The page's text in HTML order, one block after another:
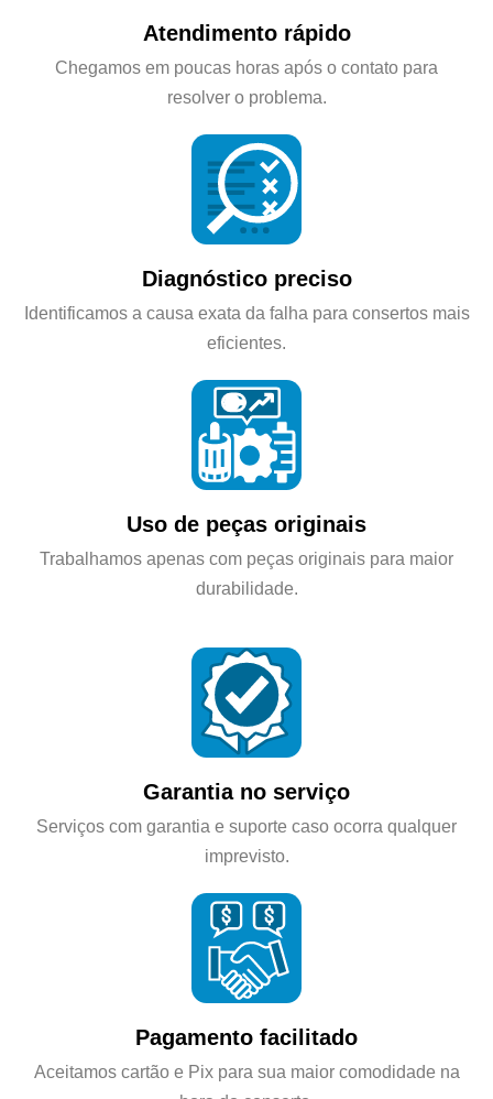
Atendimento rápido
Chegamos em poucas horas após o contato para
resolver o problema.
Diagnóstico preciso
Identificamos a causa exata da falha para consertos mais
eficientes.
Uso de peças originais
Trabalhamos apenas com peças originais para maior
durabilidade.
Garantia no serviço
Serviços com garantia e suporte caso ocorra qualquer
imprevisto.
Pagamento facilitado
Aceitamos cartão e Pix para sua maior comodidade na